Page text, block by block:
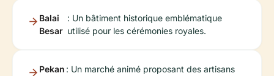
Balai
Besar
: Un bâtiment historique emblématique
utilisé pour les cérémonies royales.
Pekan : Un marché animé proposant des artisans